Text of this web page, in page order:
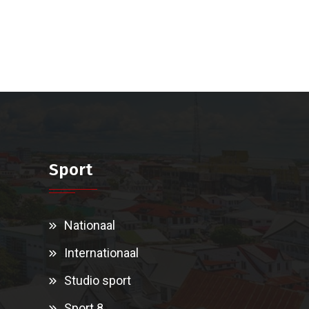
Sport
Nationaal
Internationaal
Studio sport